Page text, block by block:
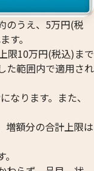
品あり
ンマリナタウン
のうえ、5万円(税
す。
限10万円(税込)まで
た範囲内で適用され
ります。また、
増額分の合計上限は